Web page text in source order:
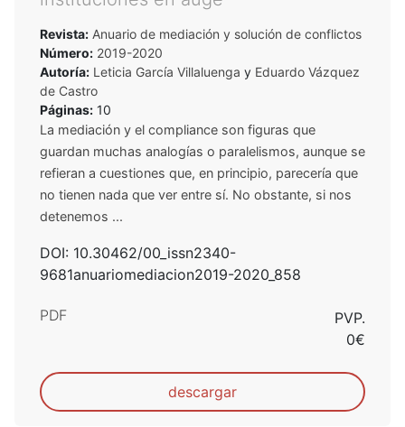
Revista: Anuario de mediación y solución de conflictos
Número: 2019-2020
Autoría: Leticia García Villaluenga y Eduardo Vázquez
de Castro
Páginas: 10
La mediación y el compliance son figuras que
guardan muchas analogías o paralelismos, aunque se
refieran a cuestiones que, en principio, parecería que
no tienen nada que ver entre sí. No obstante, si nos
detenemos ...
DOI: 10.30462/00_issn2340-
9681anuariomediacion2019-2020_858
PDF
PVP.
0€
descargar